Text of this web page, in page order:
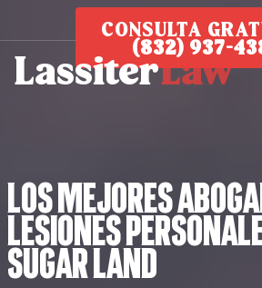
CONSULTA
(832) 937-
Los Mejores
Lesiones
Sugar Land